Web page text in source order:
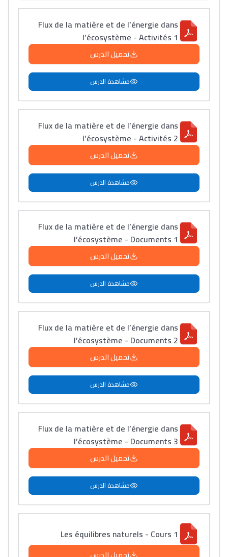
Flux de la matière et de l’énergie dans
l’écosystème - Activités 1
تحميل الدرس
مشاهدة الدرس
Flux de la matière et de l’énergie dans
l’écosystème - Activités 2
تحميل الدرس
مشاهدة الدرس
Flux de la matière et de l’énergie dans
l’écosystème - Documents 1
تحميل الدرس
مشاهدة الدرس
Flux de la matière et de l’énergie dans
l’écosystème - Documents 2
تحميل الدرس
مشاهدة الدرس
Flux de la matière et de l’énergie dans
l’écosystème - Documents 3
تحميل الدرس
مشاهدة الدرس
Les équilibres naturels - Cours 1